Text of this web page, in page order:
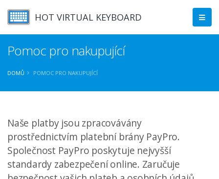
HOT VIRTUAL KEYBOARD
Pomoc pro nakupující
DOMŮ POMOC PRO NAKUPUJÍCÍ
Naše platby jsou zpracovávány
prostřednictvím platební brány PayPro.
Společnost PayPro poskytuje nejvyšší
standardy zabezpečení online. Zaručuje